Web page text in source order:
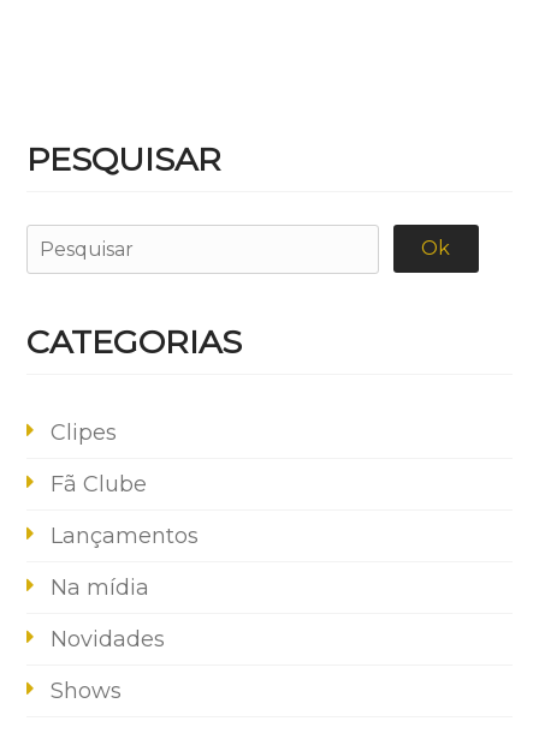
PESQUISAR
CATEGORIAS
Clipes
Fã Clube
Lançamentos
Na mídia
Novidades
Shows